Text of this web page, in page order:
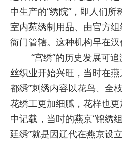
中生产的“绣院”，即人们所
室内苑绣制用品、由官方
衙门管辖。这种机构早在汉
“宫绣”的历史发展可追
丝织业开始兴旺，当时在燕
都绣”刺绣内容以花鸟、全
花绣工更加细腻，花样也更
中记载，当时的燕京“锦绣
廷绣”就是因辽代在燕京设